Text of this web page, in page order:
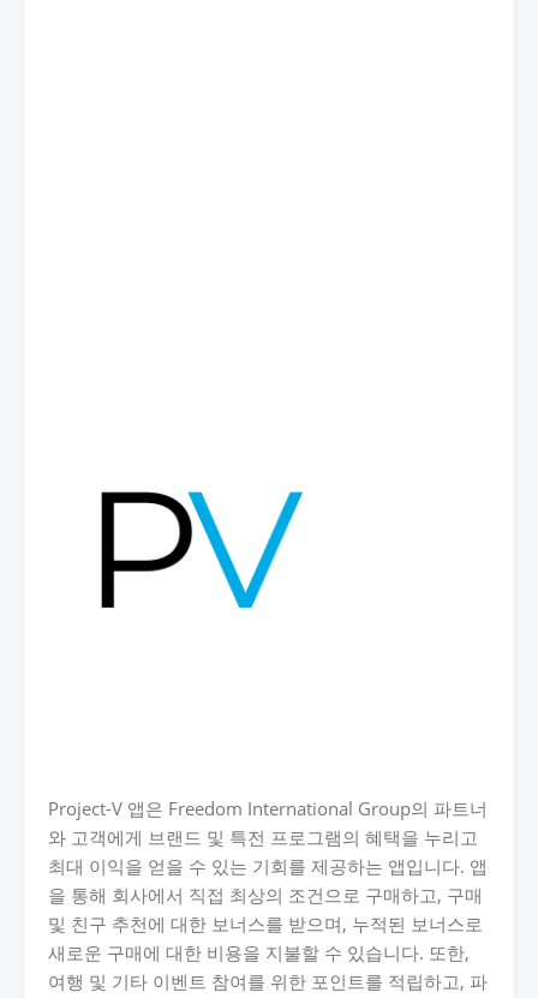
Project-V 앱은 Freedom International Group의 파트너
와 고객에게 브랜드 및 특전 프로그램의 혜택을 누리고
최대 이익을 얻을 수 있는 기회를 제공하는 앱입니다. 앱
을 통해 회사에서 직접 최상의 조건으로 구매하고, 구매
및 친구 추천에 대한 보너스를 받으며, 누적된 보너스로
새로운 구매에 대한 비용을 지불할 수 있습니다. 또한,
여행 및 기타 이벤트 참여를 위한 포인트를 적립하고, 파